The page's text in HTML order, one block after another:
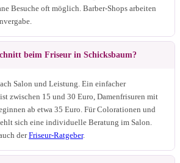
Besuche oft möglich. Barber-Shops arbeiten
beim Friseur in Schicksbaum?
Salon und Leistung. Ein einfacher
zwischen 15 und 30 Euro, Damenfrisuren mit
ab etwa 35 Euro. Für Colorationen und
sich eine individuelle Beratung im Salon.
derFriseur-Ratgeber.